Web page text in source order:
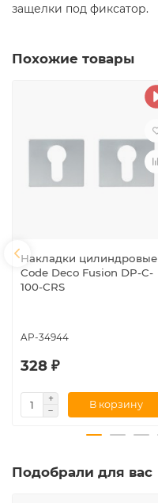
защелки под фиксатор.
Похожие товары
Накладки цилиндровые
Code Deco Fusion DP-C-
100-CRS
AP-34944
328 ₽
В корзину
Подобрали для вас